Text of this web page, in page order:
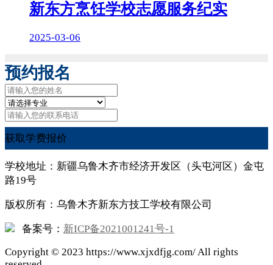
新东方烹饪学校志愿服务纪实
2025-03-06
预约报名
获取学费报价
学校地址：新疆乌鲁木齐市经济开发区（头屯河区）金屯
路19号
版权所有：乌鲁木齐新东方技工学校有限公司
备案号： 新ICP备2021001241号-1
Copyright © 2023 https://www.xjxdfjg.com/ All rights